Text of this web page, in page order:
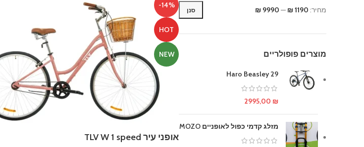
מחיר
מחיר
סנן מחיר: 1190 ₪
—
9990 ₪
מוצרים פופולריים
Haro Beasley 29
2995,00 ₪
מזלג קדמי כפול לאופניים MOZO
-14%
HOT
NEW
אופני עיר TLV W 1 speed